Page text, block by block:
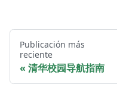
Publicación más
reciente
清华校园导航指南